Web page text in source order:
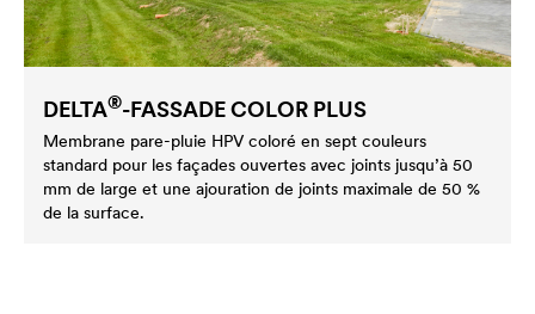
DELTA®-FASSADE COLOR PLUS
Membrane pare-pluie HPV coloré en sept couleurs
standard pour les façades ouvertes avec joints jusqu’à 50
mm de large et une ajouration de joints maximale de 50 %
de la surface.